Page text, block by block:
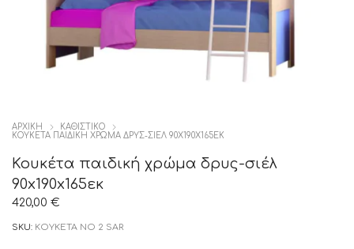
ΑΡΧΙΚΉ
ΚΑΘΙΣΤΙΚΟ
ΚΟΥΚΈΤΑ ΠΑΙΔΙΚΉ ΧΡΏΜΑ ΔΡΥΣ-ΣΙΈΛ 90X190X165ΕΚ
Κουκέτα παιδική χρώμα δρυς-σιέλ
90x190x165εκ
420,00 €
SKU: KOYKETA NO 2 SAR